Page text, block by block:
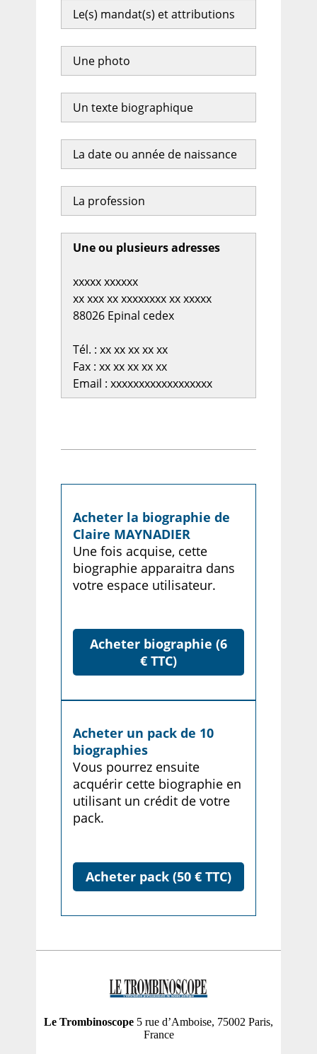
Le(s) mandat(s) et attributions
Une photo
Un texte biographique
La date ou année de naissance
La profession
Une ou plusieurs adresses
xxxxx xxxxxx
xx xxx xx xxxxxxxx xx xxxxx
88026 Epinal cedex
Tél. : xx xx xx xx xx
Fax : xx xx xx xx xx
Email : xxxxxxxxxxxxxxxxxx
Acheter la biographie de
Claire MAYNADIER
Une fois acquise, cette
biographie apparaitra dans
votre espace utilisateur.
Acheter biographie (6
€ TTC)
Acheter un pack de 10
biographies
Vous pourrez ensuite
acquérir cette biographie en
utilisant un crédit de votre
pack.
Acheter pack (50 € TTC)
Le Trombinoscope 5 rue d’Amboise, 75002 Paris,
France